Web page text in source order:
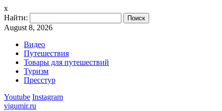
x
Найти:
August 8, 2026
Видео
Путешествия
Товары для путешествий
Туризм
Пресстур
Youtube Instagram
vigumir.ru